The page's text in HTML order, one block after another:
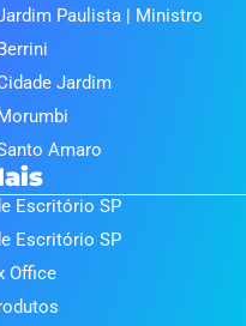
Paulista | Ministro
Jardim
Amaro
Escritório SP
Escritório SP
Office